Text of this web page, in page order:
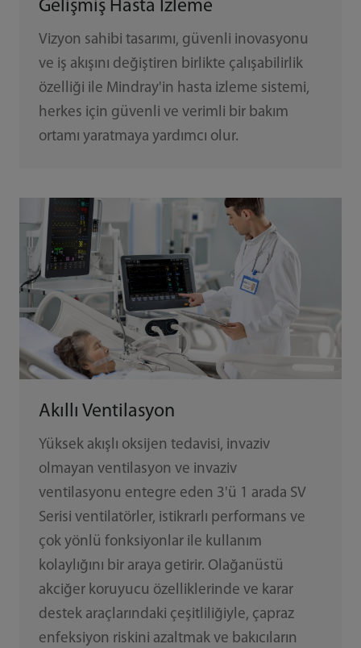
Gelişmiş Hasta İzleme
Vizyon sahibi tasarımı, güvenli inovasyonu
ve iş akışını değiştiren birlikte çalışabilirlik
özelliği ile Mindray'in hasta izleme sistemi,
herkes için güvenli ve verimli bir bakım
ortamı yaratmaya yardımcı olur.
Akıllı Ventilasyon
Yüksek akışlı oksijen tedavisi, invaziv
olmayan ventilasyon ve invaziv
ventilasyonu entegre eden 3'ü 1 arada SV
Serisi ventilatörler, istikrarlı performans ve
çok yönlü fonksiyonlar ile kullanım
kolaylığını bir araya getirir. Olağanüstü
akciğer koruyucu özelliklerinde ve karar
destek araçlarındaki çeşitliliğiyle, çapraz
enfeksiyon riskini azaltmak ve bakıcıların